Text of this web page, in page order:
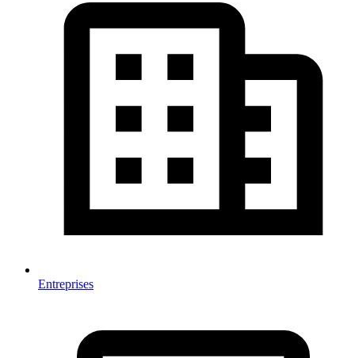
Entreprises